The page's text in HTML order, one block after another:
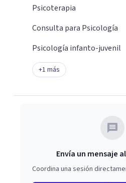
Psicoterapia
Consulta para Psicología
Psicología infanto-juvenil
+1 más
Envía un mensaje
Coordina una sesión